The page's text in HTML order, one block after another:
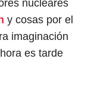
nucleares
y cosas por el
imaginación
es tarde